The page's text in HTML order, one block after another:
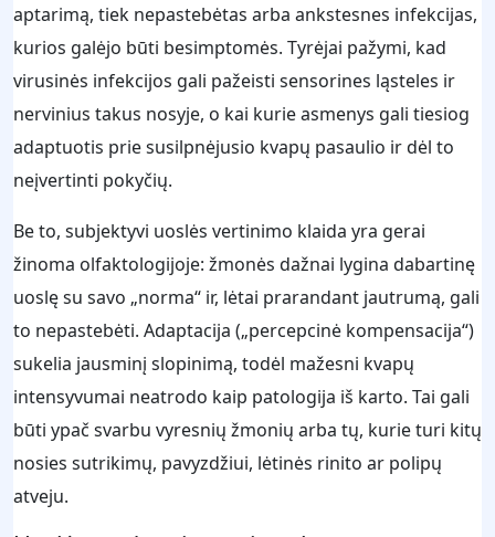
aptarimą, tiek nepastebėtas arba ankstesnes infekcijas,
kurios galėjo būti besimptomės. Tyrėjai pažymi, kad
virusinės infekcijos gali pažeisti sensorines ląsteles ir
nervinius takus nosyje, o kai kurie asmenys gali tiesiog
adaptuotis prie susilpnėjusio kvapų pasaulio ir dėl to
neįvertinti pokyčių.
Be to, subjektyvi uoslės vertinimo klaida yra gerai
žinoma olfaktologijoje: žmonės dažnai lygina dabartinę
uoslę su savo „norma“ ir, lėtai prarandant jautrumą, gali
to nepastebėti. Adaptacija („percepcinė kompensacija“)
sukelia jausminį slopinimą, todėl mažesni kvapų
intensyvumai neatrodo kaip patologija iš karto. Tai gali
būti ypač svarbu vyresnių žmonių arba tų, kurie turi kitų
nosies sutrikimų, pavyzdžiui, lėtinės rinito ar polipų
atveju.